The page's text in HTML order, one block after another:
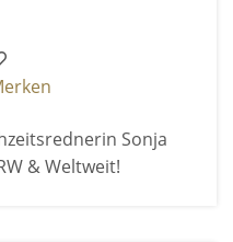
Sonja
& Weltweit!